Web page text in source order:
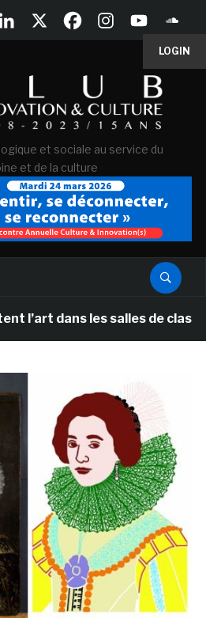
LOGIN
et sociale au service du
et de la culture
dans les salles de classe des